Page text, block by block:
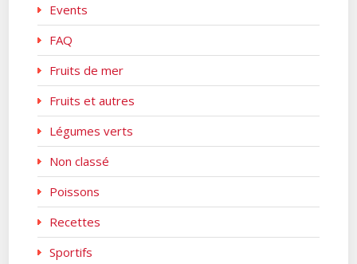
Events
FAQ
Fruits de mer
Fruits et autres
Légumes verts
Non classé
Poissons
Recettes
Sportifs